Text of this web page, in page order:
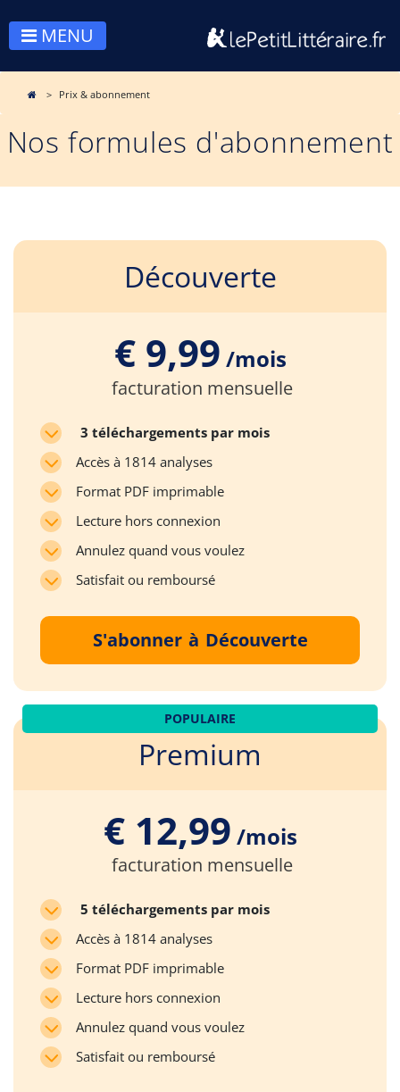
MENU
Prix & abonnement
Nos formules d'abonnement
Découverte
€ 9,99 /mois
facturation mensuelle
3 téléchargements par mois
Accès à 1814 analyses
Format PDF imprimable
Lecture hors connexion
Annulez quand vous voulez
Satisfait ou remboursé
S'abonner à Découverte
Premium
POPULAIRE
€ 12,99 /mois
facturation mensuelle
5 téléchargements par mois
Accès à 1814 analyses
Format PDF imprimable
Lecture hors connexion
Annulez quand vous voulez
Satisfait ou remboursé